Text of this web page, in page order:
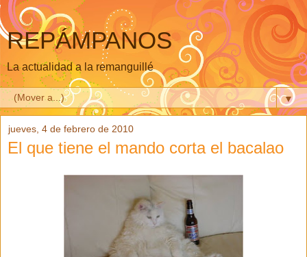
REPÁMPANOS
La actualidad a la remanguillé
▼
jueves, 4 de febrero de 2010
El que tiene el mando corta el bacalao